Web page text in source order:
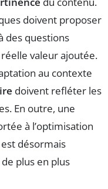
doivent proposer
des questions
valeur ajoutée.
au contexte
doivent refléter les
En outre, une
à l’optimisation
désormais
plus en plus